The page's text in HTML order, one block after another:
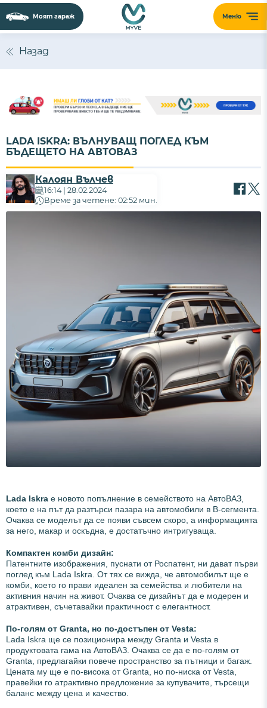
Меню
Моят гараж
Назад
LADA ISKRA: ВЪЛНУВАЩ ПОГЛЕД КЪМ
БЪДЕЩЕТО НА АВТОВАЗ
Калоян Вълчев
16:14 | 28.02.2024
Време за четене: 02:52 мин.
Lada Iskra е новото попълнение в семейството на АвтоВАЗ,
което е на път да разтърси пазара на автомобили в B-сегмента.
Очаква се моделът да се появи съвсем скоро, а информацията
за него, макар и оскъдна, е достатъчно интригуваща.
Компактен комби дизайн:
Патентните изображения, пуснати от Роспатент, ни дават първи
поглед към Lada Iskra. От тях се вижда, че автомобилът ще е
комби, което го прави идеален за семейства и любители на
активния начин на живот. Очаква се дизайнът да е модерен и
атрактивен, съчетавайки практичност с елегантност.
По-голям от Granta, но по-достъпен от Vesta:
Lada Iskra ще се позиционира между Granta и Vesta в
продуктовата гама на АвтоВАЗ. Очаква се да е по-голям от
Granta, предлагайки повече пространство за пътници и багаж.
Цената му ще е по-висока от Granta, но по-ниска от Vesta,
правейки го атрактивно предложение за купувачите, търсещи
баланс между цена и качество.